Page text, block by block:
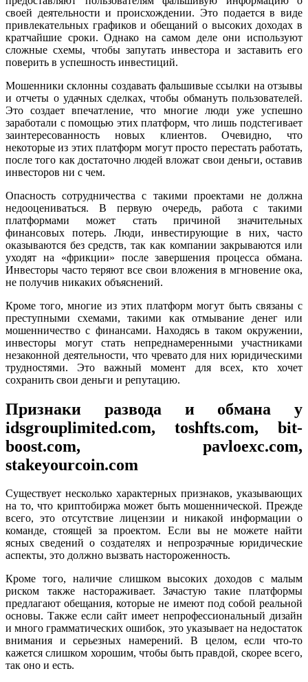
своей деятельности и происхождении. Это подается в виде
привлекательных графиков и обещаний о высоких доходах в
кратчайшие сроки. Однако на самом деле они используют
сложные схемы, чтобы запутать инвестора и заставить его
поверить в успешность инвестиций.
Мошенники склонны создавать фальшивые ссылки на отзывы
и отчеты о удачных сделках, чтобы обмануть пользователей.
Это создает впечатление, что многие люди уже успешно
заработали с помощью этих платформ, что лишь подстегивает
заинтересованность новых клиентов. Очевидно, что
некоторые из этих платформ могут просто перестать работать,
после того как достаточно людей вложат свои деньги, оставив
инвесторов ни с чем.
Опасность сотрудничества с такими проектами не должна
недооцениваться. В первую очередь, работа с такими
платформами может стать причиной значительных
финансовых потерь. Люди, инвестирующие в них, часто
оказываются без средств, так как компании закрываются или
уходят на «фрикции» после завершения процесса обмана.
Инвесторы часто теряют все свои вложения в мгновение ока,
не получив никаких объяснений.
Кроме того, многие из этих платформ могут быть связаны с
преступными схемами, такими как отмывание денег или
мошенничество с финансами. Находясь в таком окружении,
инвесторы могут стать непреднамеренными участниками
незаконной деятельности, что чревато для них юридическими
трудностями. Это важный момент для всех, кто хочет
сохранить свои деньги и репутацию.
Признаки развода и обмана у
idsgrouplimited.com, toshfts.com, bit-
boost.com, pavloexc.com,
stakeyourcoin.com
Существует несколько характерных признаков, указывающих
на то, что криптобиржа может быть мошеннической. Прежде
всего, это отсутствие лицензии и никакой информации о
команде, стоящей за проектом. Если вы не можете найти
ясных сведений о создателях и непрозрачные юридические
аспекты, это должно вызвать настороженность.
Кроме того, наличие слишком высоких доходов с малым
риском также настораживает. Зачастую такие платформы
предлагают обещания, которые не имеют под собой реальной
основы. Также если сайт имеет непрофессиональный дизайн
и много грамматических ошибок, это указывает на недостаток
внимания и серьезных намерений. В целом, если что-то
кажется слишком хорошим, чтобы быть правдой, скорее всего,
так оно и есть.